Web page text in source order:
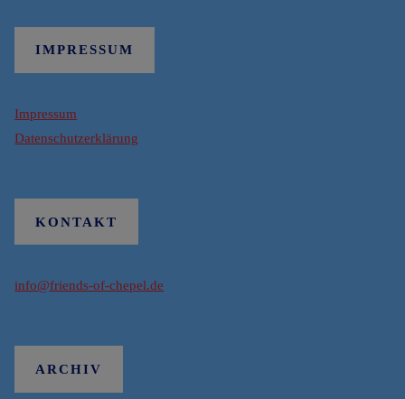
IMPRESSUM
Impressum
Datenschutzerklärung
KONTAKT
info@friends-of-chepel.de
ARCHIV